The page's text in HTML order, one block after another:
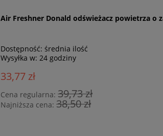
Air Freshner Donald odświeżacz powietrza o
Dostępność: średnia ilość
Wysyłka w: 24 godziny
33,77 zł
Cena regularna:39,73 zł
Najniższa cena:38,50 zł